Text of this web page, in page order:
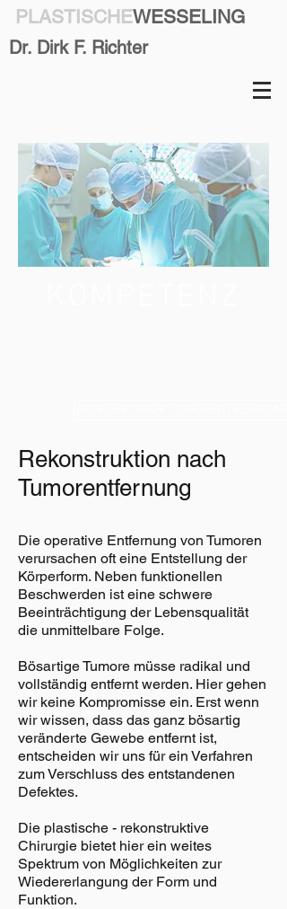
PLASTISCHEWESSELING
Dr. Dirk F. Richter
Rekonstruktion nach
Tumorentfernung
Die operative Entfernung von Tumoren
verursachen oft eine Entstellung der
Körperform. Neben funktionellen
Beschwerden ist eine schwere
Beeinträchtigung der Lebensqualität
die unmittelbare Folge.
Bösartige Tumore müsse radikal und
vollständig entfernt werden. Hier gehen
wir keine Kompromisse ein. Erst wenn
wir wissen, dass das ganz bösartig
veränderte Gewebe entfernt ist,
entscheiden wir uns für ein Verfahren
zum Verschluss des entstandenen
Defektes.
Die plastische - rekonstruktive
Chirurgie bietet hier ein weites
Spektrum von Möglichkeiten zur
Wiedererlangung der Form und
Funktion.